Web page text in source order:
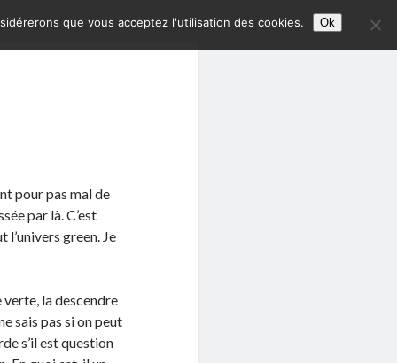
pour pas mal de
par là. C’est
l’univers green. Je
verte, la descendre
sais pas si on peut
s’il est question
que vous acceptez l'utilisation des cookies. Ok